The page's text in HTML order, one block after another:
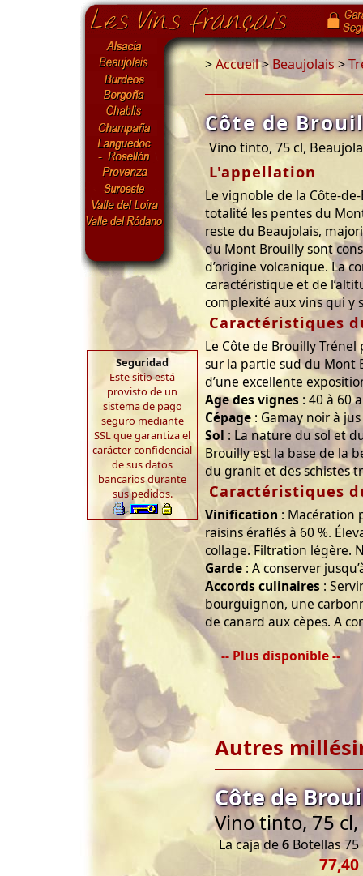
Seguridad
Este sitio está
provisto de un
sistema de pago
seguro mediante
SSL que garantiza el
carácter confidencial
de sus datos
bancarios durante
sus pedidos.
>Accueil>Beaujolais>
Côte de
Vino tinto, 75 cl,
L'appellation
Le vignoble de la Côte-
totalité les pentes du
reste du Beaujolais,
du Mont Brouilly sont
d’origine volcanique. La
caractéristique et de
complexité aux vins qui y
Caractéristiques
Le Côte de Brouilly
sur la partie sud du Mont
d’une excellente
Age des vignes : 40 à 60
Cépage : Gamay noir à
Sol : La nature du sol et
Brouilly est la base de la
du granit et des schistes
Caractéristiques
Vinification : Macération
raisins éraflés à 60 %.
collage. Filtration légère.
Garde : A conserver
Accords culinaires :
bourguignon, une
de canard aux cèpes. A
-- Plus disponible --
Autres
Côte de
Vino tinto, 75
La caja de6 Botellas 75
77,40